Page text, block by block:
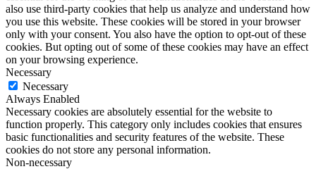
also use third-party cookies that help us analyze and understand how
you use this website. These cookies will be stored in your browser
only with your consent. You also have the option to opt-out of these
cookies. But opting out of some of these cookies may have an effect
on your browsing experience.
Necessary
Necessary
Always Enabled
Necessary cookies are absolutely essential for the website to
function properly. This category only includes cookies that ensures
basic functionalities and security features of the website. These
cookies do not store any personal information.
Non-necessary